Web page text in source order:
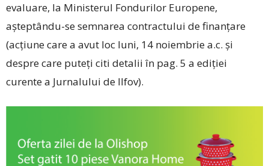
evaluare, la Ministerul Fondurilor Europene,
așteptându-se semnarea contractului de finanțare
(acțiune care a avut loc luni, 14 noiembrie a.c. și
despre care puteți citi detalii în pag. 5 a ediției
curente a Jurnalului de Ilfov).